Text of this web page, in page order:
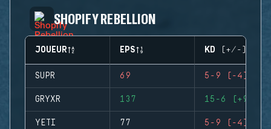
SHOPIFY REBELLION
JOUEUR EPS KD (+/-)
SUPR 69 5-9 (-4)
GRYXR 137 15-6 (+9)
YETI 77 5-9 (-4)